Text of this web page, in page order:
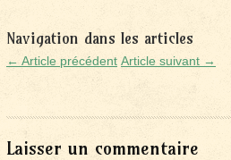
Navigation dans les articles
← Article précédent Article suivant →
Laisser un commentaire